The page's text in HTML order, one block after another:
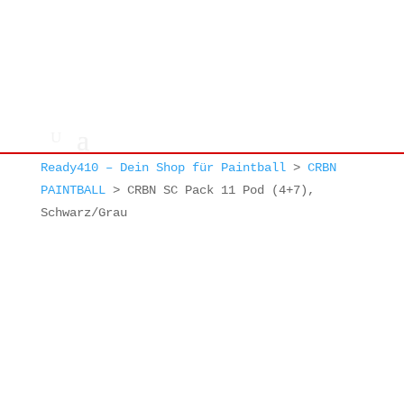
Ready410 – Dein Shop für Paintball> CRBN
PAINTBALL> CRBN SC Pack 11 Pod (4+7),
Schwarz/Grau